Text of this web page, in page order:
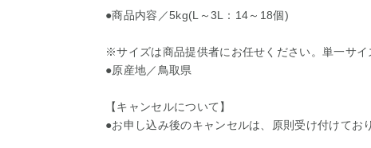
●商品内容／5kg(L～3L：14～18個)
※サイズは商品提供者にお任せください。単一サイ
●原産地／鳥取県
【キャンセルについて】
●お申し込み後のキャンセルは、原則受け付けてお